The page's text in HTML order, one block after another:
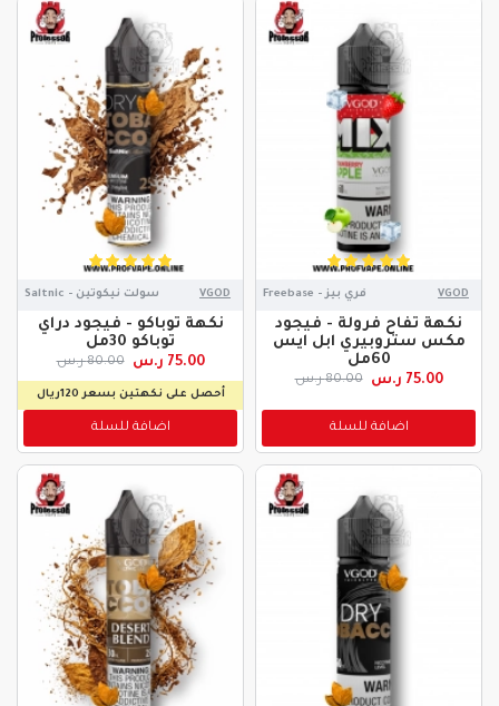
VGOD فري بيز - Freebase
نكهة تفاح فرولة - فيجود
مكس ستروبيري ابل ايس
60مل
75.00 ر.س 80.00 ر.س
اضافة للسلة
VGOD سولت نيكوتين - Saltnic
نكهة توباكو - فيجود دراي
توباكو 30مل
75.00 ر.س 80.00 ر.س
أحصل على نكهتين بسعر 120ريال
اضافة للسلة